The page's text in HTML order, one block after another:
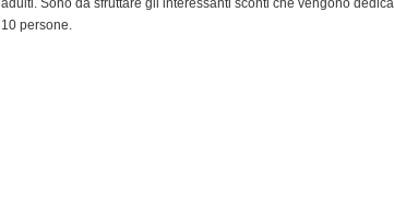
adulti. Sono da sfruttare gli interessanti sconti che vengono
10 persone.